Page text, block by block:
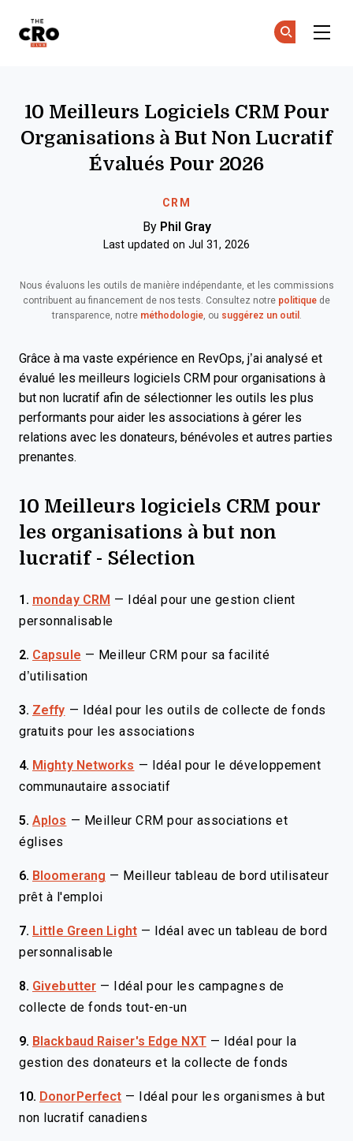
CRM
10 Meilleurs Logiciels CRM Pour
Organisations à But Non Lucratif
Évalués Pour 2026
By Phil Gray
Last updated on Jul 31, 2026
Nous évaluons les outils de manière indépendante, et les commissions
contribuent au financement de nos tests. Consultez notre politique de
transparence, notre méthodologie, ou suggérez un outil .
Grâce à ma vaste expérience en RevOps, j’ai analysé et
évalué les meilleurs logiciels CRM pour organisations à
but non lucratif afin de sélectionner les outils les plus
performants pour aider les associations à gérer les
relations avec les donateurs, bénévoles et autres parties
prenantes.
10 Meilleurs logiciels CRM pour
les organisations à but non
lucratif - Sélection
1. monday CRM —
Idéal pour une gestion client
personnalisable
2. Capsule — Meilleur CRM pour sa facilité
d’utilisation
3. Zeffy —
Idéal pour les outils de collecte de fonds
gratuits pour les associations
4. Mighty Networks —
Idéal pour le développement
communautaire associatif
5. Aplos — Meilleur CRM pour associations et
églises
6. Bloomerang — Meilleur tableau de bord utilisateur
prêt à l'emploi
7. Little Green Light —
Idéal avec un tableau de bord
personnalisable
8. Givebutter —
Idéal pour les campagnes de
collecte de fonds tout-en-un
9. Blackbaud Raiser's Edge NXT —
Idéal pour la
gestion des donateurs et la collecte de fonds
10. DonorPerfect —
Idéal pour les organismes à but
non lucratif canadiens